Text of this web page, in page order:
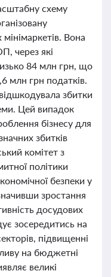
схему
Вона
через які
84 млн грн, що
млн грн податків.
збитки
Цей випадок
бізнесу для
збитків
комітет з
політики
безпеки у
зростання
досудових
зосередитись на
підвищенні
на бюджетні
великі